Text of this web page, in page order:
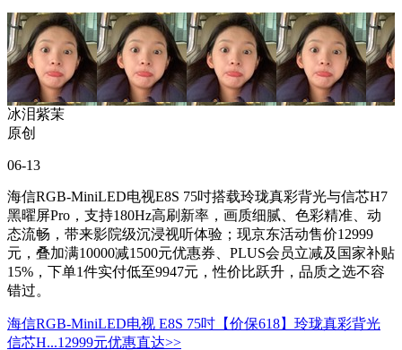
冰泪紫茉
原创
06-13
海信RGB-MiniLED电视E8S 75吋搭载玲珑真彩背光与信芯H7
黑曜屏Pro，支持180Hz高刷新率，画质细腻、色彩精准、动
态流畅，带来影院级沉浸视听体验；现京东活动售价12999
元，叠加满10000减1500元优惠券、PLUS会员立减及国家补贴
15%，下单1件实付低至9947元，性价比跃升，品质之选不容
错过。
海信RGB-MiniLED电视 E8S 75吋【价保618】玲珑真彩背光
信芯H...12999元优惠直达>>